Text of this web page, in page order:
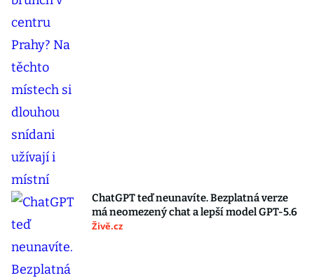
ChatGPT teď neunavíte. Bezplatná verze
má neomezený chat a lepší model GPT-5.6
Živě.cz